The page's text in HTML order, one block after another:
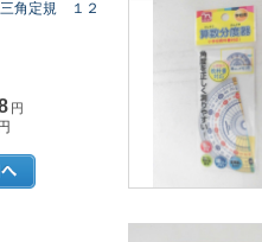
角定規 １２
円